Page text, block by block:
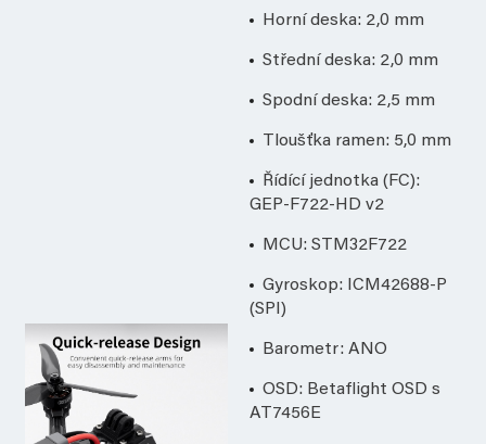
Horní deska: 2,0 mm
Střední deska: 2,0 mm
Spodní deska: 2,5 mm
Tloušťka ramen: 5,0 mm
Řídící jednotka (FC):
GEP-F722-HD v2
MCU: STM32F722
Gyroskop: ICM42688-P
(SPI)
Barometr: ANO
OSD: Betaflight OSD s
AT7456E